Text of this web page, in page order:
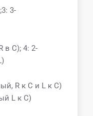
3-
в C); 4: 2-
R к C и L к C)
L к C)